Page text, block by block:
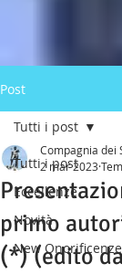
Post
Tutti i post
Eccellenze
Novità
New Onorificenze
Tutti i post
primo
(*) (edito
Compagnia dei
2 mar 2023